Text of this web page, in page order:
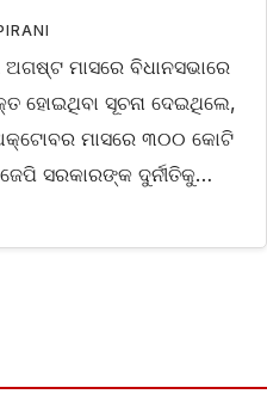
ମାସରେ ବିଧାନସଭାରେ
ହୋଇଥିବା ସୂଚନା ଦେଇଥିଲେ,
ମାସରେ ୩୦୦ କୋଟି
ସରକାରଙ୍କ ଦୁର୍ନୀତିକୁ…